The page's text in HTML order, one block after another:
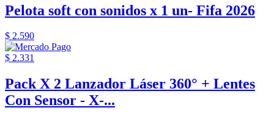
Pelota soft con sonidos x 1 un- Fifa 2026
$ 2.590
$ 2.331
Pack X 2 Lanzador Láser 360° + Lentes
Con Sensor - X-...